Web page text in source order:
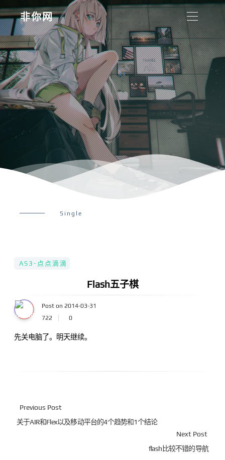
非你网
Single
AS3-点点滴滴
Flash五子棋
Post on 2014-03-31
722
0
先关电脑了。明天继续。
Previous Post
关于AIR和Flex以及移动平台的4个趋势和1个结论
Next Post
flash比较不错的导航